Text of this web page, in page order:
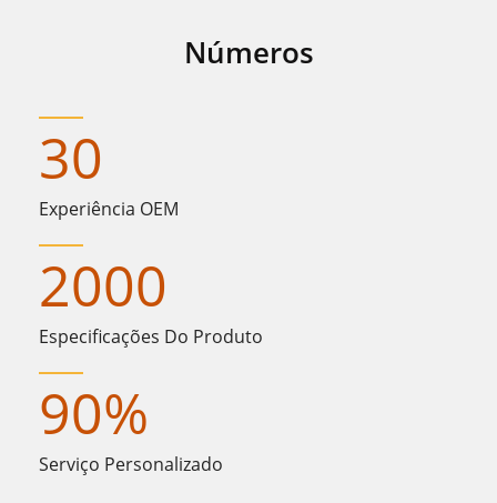
Números
30
Experiência OEM
2000
Especificações Do Produto
90%
Serviço Personalizado